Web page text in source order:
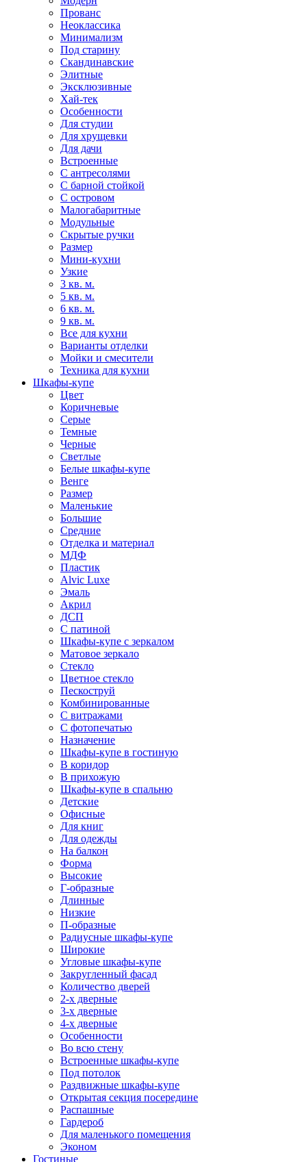
Прованс
Неоклассика
Минимализм
Под старину
Скандинавские
Элитные
Эксклюзивные
Хай-тек
Особенности
Для студии
Для хрущевки
Для дачи
Встроенные
С антресолями
С барной стойкой
С островом
Малогабаритные
Модульные
Скрытые ручки
Размер
Мини-кухни
Узкие
3 кв. м.
5 кв. м.
6 кв. м.
9 кв. м.
Все для кухни
Варианты отделки
Мойки и смесители
Техника для кухни
Шкафы-купе
Цвет
Коричневые
Серые
Темные
Черные
Светлые
Белые шкафы-купе
Венге
Размер
Маленькие
Большие
Средние
Отделка и материал
МДФ
Пластик
Alvic Luxe
Эмаль
Акрил
ДСП
С патиной
Шкафы-купе с зеркалом
Матовое зеркало
Стекло
Цветное стекло
Пескоструй
Комбинированные
С витражами
С фотопечатью
Назначение
Шкафы-купе в гостиную
В коридор
В прихожую
Шкафы-купе в спальню
Детские
Офисные
Для книг
Для одежды
На балкон
Форма
Высокие
Г-образные
Длинные
Низкие
П-образные
Радиусные шкафы-купе
Широкие
Угловые шкафы-купе
Закругленный фасад
Количество дверей
2-х дверные
3-х дверные
4-х дверные
Особенности
Во всю стену
Встроенные шкафы-купе
Под потолок
Раздвижные шкафы-купе
Открытая секция посередине
Распашные
Гардероб
Для маленького помещения
Эконом
Гостиные